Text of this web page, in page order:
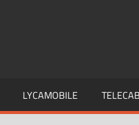
LYCAMOBILE